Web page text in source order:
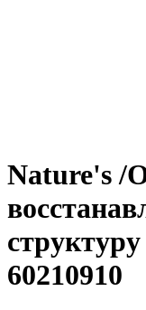
Nature's /
60210910